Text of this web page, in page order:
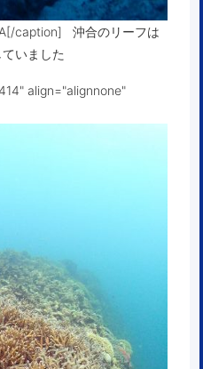
caption] 沖合のリーフは
いました
align="alignnone"